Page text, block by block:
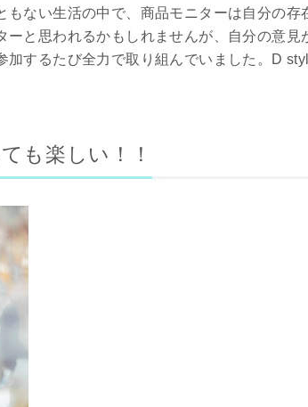
ない生活の中で、商品モニターは自分の存
と思われるかもしれませんが、自分の意見
加するたび全力で取り組んでいました。D
も楽しい！！